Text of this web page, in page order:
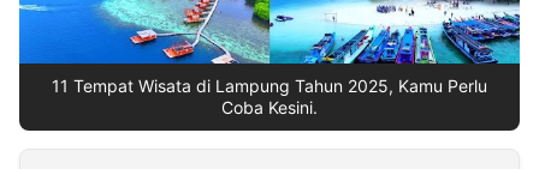
11 Tempat Wisata di Lampung Tahun 2025, Kamu Perlu
Coba Kesini.